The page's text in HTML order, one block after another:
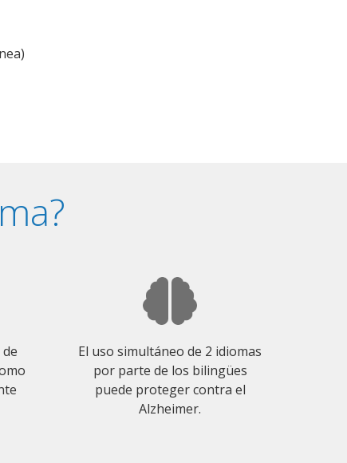
El uso simultáneo de 2 idiomas
por parte de los bilingües
puede proteger contra el
Alzheimer.